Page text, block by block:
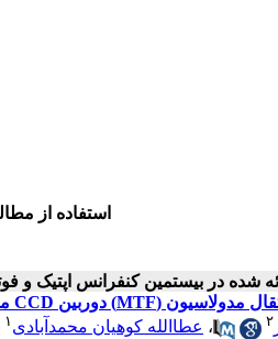
استفاده از
۲ ، عطاالله کوهیان محمدآبادی ۱